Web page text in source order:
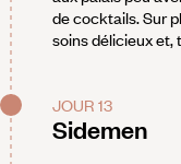
de cocktails. Sur
soins délicieux et,
JOUR 13
Sidemen